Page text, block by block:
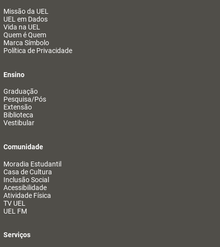
Missão da UEL
UEL em Dados
Vida na UEL
Quem é Quem
Marca Símbolo
Política de Privacidade
Ensino
Graduação
Pesquisa/Pós
Extensão
Biblioteca
Vestibular
Comunidade
Moradia Estudantil
Casa de Cultura
Inclusão Social
Acessibilidade
Atividade Física
TV UEL
UEL FM
Serviços